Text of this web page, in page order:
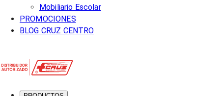
Mobiliario Escolar
PROMOCIONES
BLOG CRUZ CENTRO